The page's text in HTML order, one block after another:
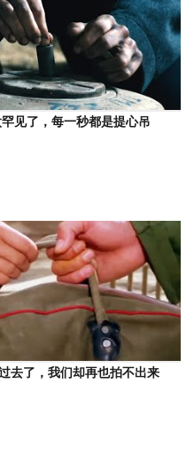
见了，每一秒都是提心吊
去了，我们却再也拍不出来